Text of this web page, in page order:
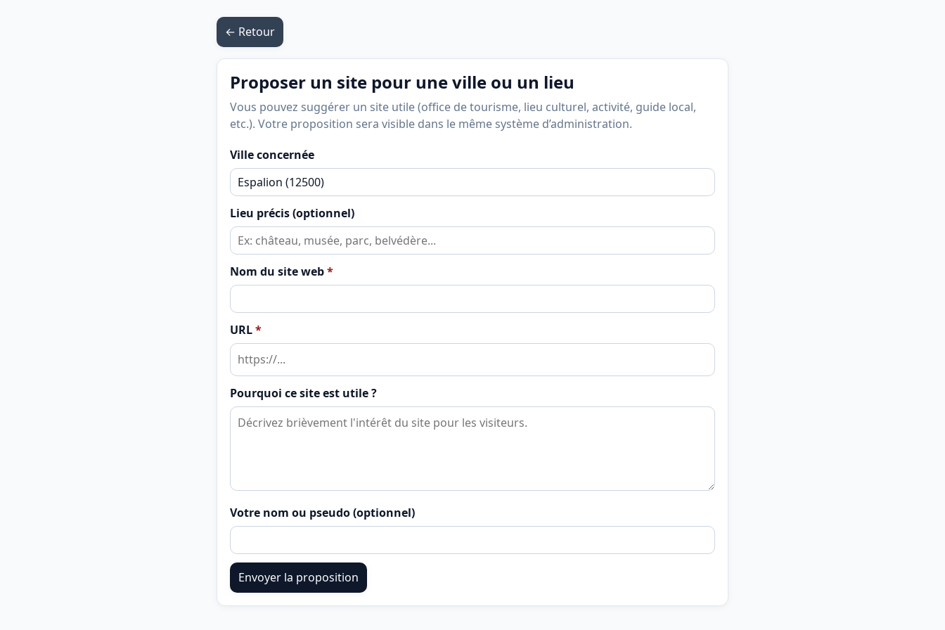
← Retour
Proposer un site pour une ville ou un lieu
Vous pouvez suggérer un site utile (office de tourisme, lieu culturel, activité, guide local,
etc.). Votre proposition sera visible dans le même système d’administration.
Ville concernée
Lieu précis (optionnel)
Nom du site web*
URL*
Pourquoi ce site est utile ?
Votre nom ou pseudo (optionnel)
Envoyer la proposition